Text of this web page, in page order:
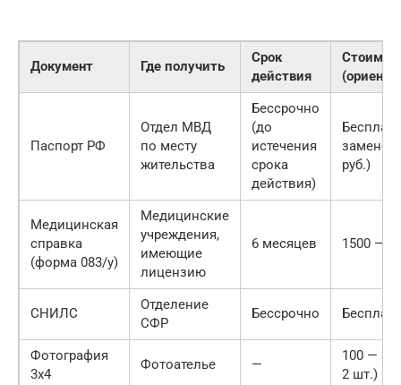
Документ Где получить
Срок
действия
Паспорт РФ
Отдел МВД
по месту
жительства
Бессрочно
(до
истечения
срока
действия)
замене
руб.)
Медицинская
справка
(форма 083/у)
Медицинские
учреждения,
имеющие
лицензию
6 месяцев 1500 —
СНИЛС
Отделение
СФР
Бессрочно
Фотография
3х4
Фотоателье —
100 —
2 шт.)